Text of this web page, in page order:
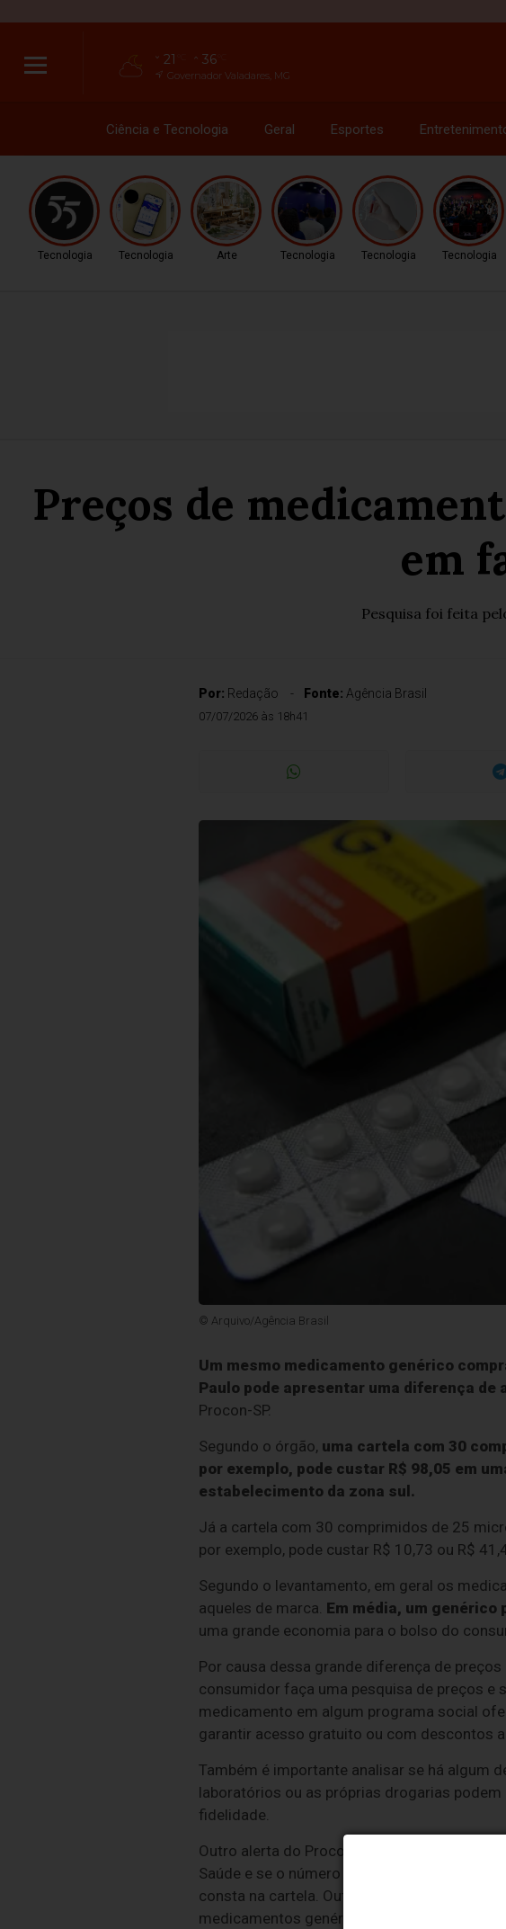
21 36
Governador Valadares, MG
Ciência e Tecnologia Geral Esportes
Tecnologia Tecnologia Arte Tecnologia Tecnologia Tecnologia
Preços de
em
Pesquisa foi feita
Por: Redação Fonte: Agência Brasil
07/07/2026 às 18h41
© Arquivo/Agência Brasil
Um mesmo medicamento genérico
Paulo pode apresentar uma diferença de
Procon-SP.
Segundo o órgão, uma cartela com 30
por exemplo, pode custar R$ 98,05 em
estabelecimento da zona sul.
Já a cartela com 30 comprimidos de 25
por exemplo, pode custar R$ 10,73 ou R$
Segundo o levantamento, em geral os
aqueles de marca. Em média, um genérico
uma grande economia para o bolso do
Por causa dessa grande diferença de
consumidor faça uma pesquisa de preços e
medicamento em algum programa social
garantir acesso gratuito ou com descontos
Também é importante analisar se há algum
laboratórios ou as próprias drogarias
fidelidade.
Outro alerta do Procon é para que o
Saúde e se o número do lote e o prazo de
consta na cartela. Outra dica dada pelo
medicamentos genéricos, que costumam ter